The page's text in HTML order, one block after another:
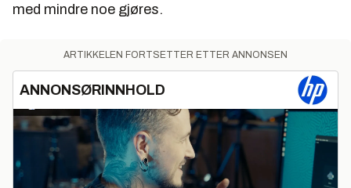
med mindre noe gjøres.
ARTIKKELEN FORTSETTER ETTER ANNONSEN
ANNONSØRINNHOLD